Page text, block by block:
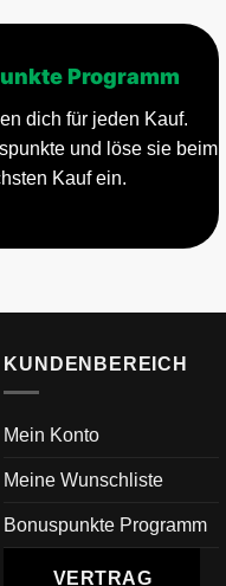
Programm
dich für jeden Kauf.
und löse sie beim
Kauf ein.
KUNDENBEREICH
Mein Konto
Meine Wunschliste
Bonuspunkte Programm
VERTRAG